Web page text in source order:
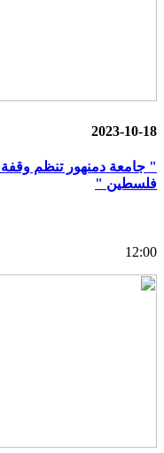
2023-10-18
" جامعة دمنهور تنظم وقفة
فلسطين "
12:00